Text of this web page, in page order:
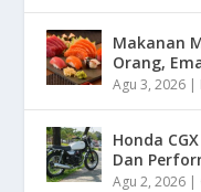
Makanan
Orang,
Agu 3, 2026 |
Honda
Dan
Agu 2, 2026 |